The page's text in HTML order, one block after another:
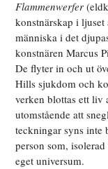
Flammenwerfer
konstnärskap i
människa i det
konstnären Marcus
De flyter in och ut
Hills sjukdom och
verken blottas ett
utomstående att
teckningar syns inte
person som,
eget universum.